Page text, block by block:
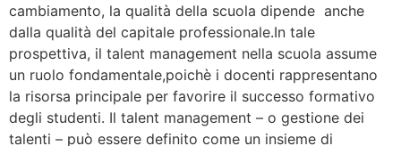
cambiamento, la qualità della scuola dipende anche
dalla qualità del capitale professionale.In tale
prospettiva, il talent management nella scuola assume
un ruolo fondamentale,poichè i docenti rappresentano
la risorsa principale per favorire il successo formativo
degli studenti. Il talent management – o gestione dei
talenti – può essere definito come un insieme di